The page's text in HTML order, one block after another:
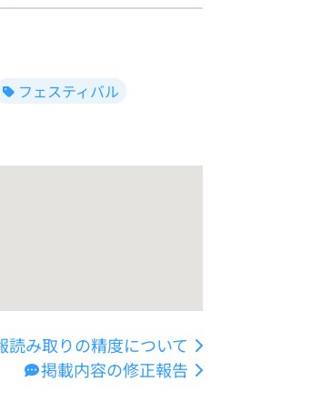
フェスティバル
読み取りの精度について
掲載内容の修正報告